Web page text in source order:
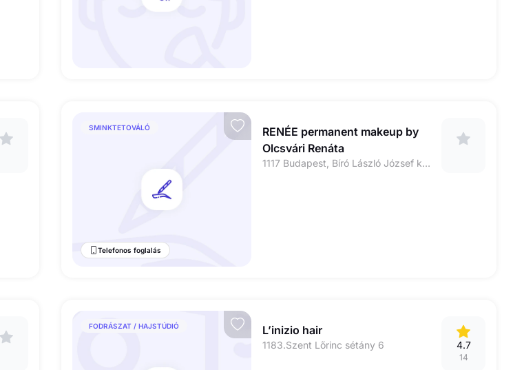
SMINKTETOVÁLÓ
Telefonos foglalás
RENÉE permanent makeup by
Olcsvári Renáta
1117 Budapest, Bíró László József körút 4
FODRÁSZAT / HAJSTÚDIÓ L’inizio hair
1183.Szent Lőrinc sétány 6 4.7
14